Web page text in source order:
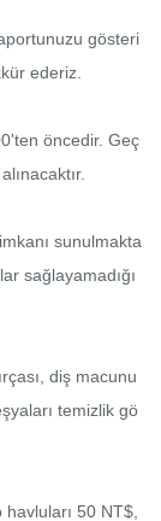
gösteri
ederiz.
öncedir. Geç
sunulmakta
sağlayamadığı
diş macunu
temizlik gö
50 NT$,